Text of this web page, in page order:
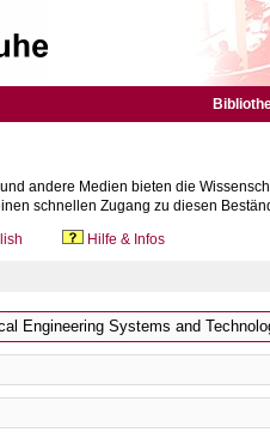
andere Medien bieten die
schnellen Zugang zu diesen
Hilfe & Infos